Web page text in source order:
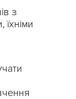
з
їхніми